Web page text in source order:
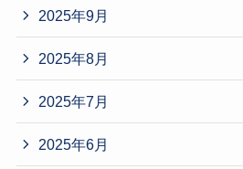
2025年9月
2025年8月
2025年7月
2025年6月